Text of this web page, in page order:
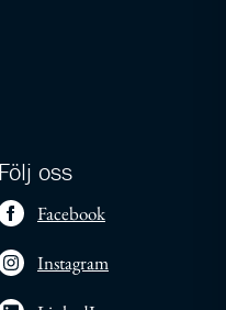
Följ oss
Facebook
Instagram